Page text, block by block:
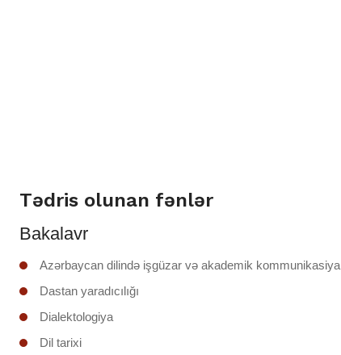
Tədris olunan fənlər
Bakalavr
Azərbaycan dilində işgüzar və akademik kommunikasiya
Dastan yaradıcılığı
Dialektologiya
Dil tarixi